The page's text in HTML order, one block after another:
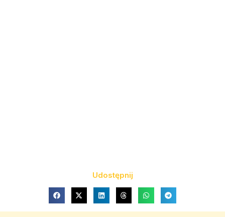
Udostępnij